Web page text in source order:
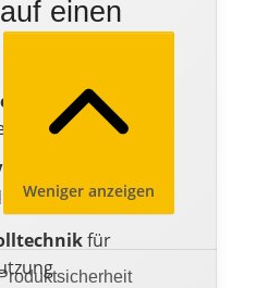
einen
Stahlprofile
Aufsteckantrieb
für
Weniger anzeigen